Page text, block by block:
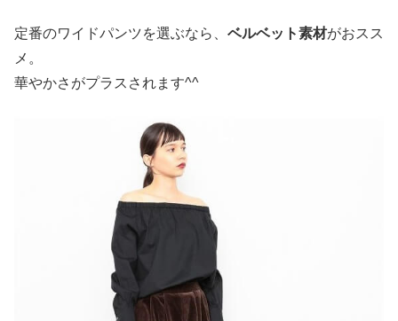
定番のワイドパンツを選ぶなら、 ベルベット素材がおスス
メ。
華やかさがプラスされます^^